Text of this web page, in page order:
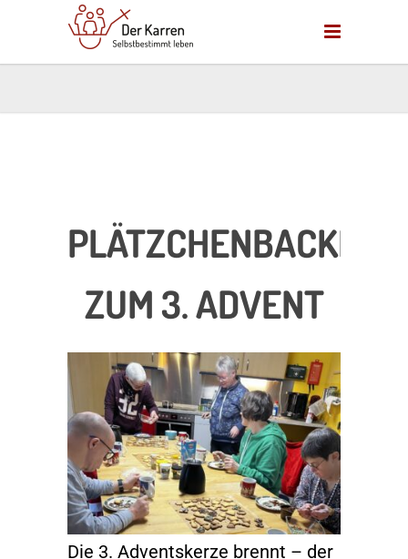
PLÄTZCHENBACKEN
ZUM 3. ADVENT
Die 3. Adventskerze brennt – der